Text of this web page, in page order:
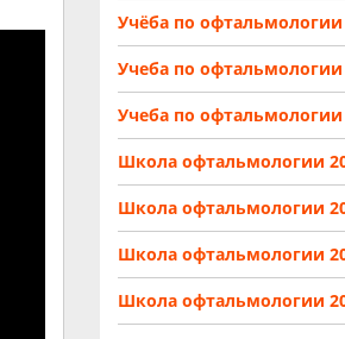
Учёба по офтальмологии
Учеба по офтальмологии
Учеба по офтальмологии
Школа офтальмологии
Школа офтальмологии
Школа офтальмологии
Школа офтальмологии